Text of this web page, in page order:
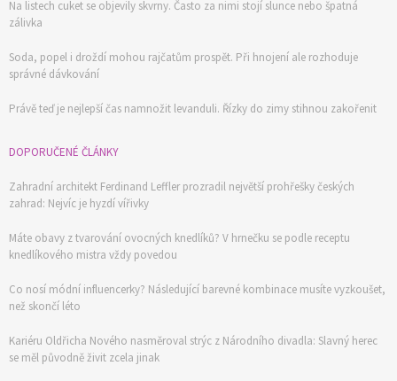
74 Kč
Na listech cuket se objevily skvrny. Často za nimi stojí slunce nebo špatná
zálivka
Soda, popel i droždí mohou rajčatům prospět. Při hnojení ale rozhoduje
správné dávkování
Právě teď je nejlepší čas namnožit levanduli. Řízky do zimy stihnou zakořenit
DOPORUČENÉ ČLÁNKY
Zahradní architekt Ferdinand Leffler prozradil největší prohřešky českých
zahrad: Nejvíc je hyzdí vířivky
Máte obavy z tvarování ovocných knedlíků? V hrnečku se podle receptu
knedlíkového mistra vždy povedou
Co nosí módní influencerky? Následující barevné kombinace musíte vyzkoušet,
než skončí léto
Kariéru Oldřicha Nového nasměroval strýc z Národního divadla: Slavný herec
se měl původně živit zcela jinak